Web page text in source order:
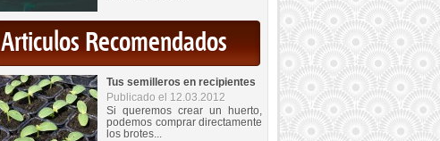
Articulos Recomendados
Tus semilleros en recipientes
Publicado el 12.03.2012
Si queremos crear un huerto,
podemos comprar directamente
los brotes...